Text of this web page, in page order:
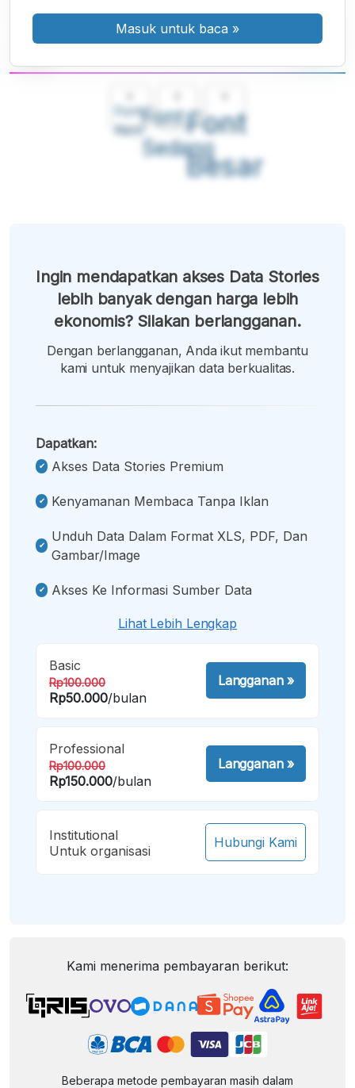
Font
Kecil
Font
Sedang
Font
Besar
Masuk untuk baca »
Ingin mendapatkan akses Data Stories
lebih banyak dengan harga lebih
ekonomis? Silakan berlangganan.
Dengan berlangganan, Anda ikut membantu
kami untuk menyajikan data berkualitas.
Dapatkan:
Akses Data Stories Premium
Kenyamanan Membaca Tanpa Iklan
Unduh Data Dalam Format XLS, PDF, Dan
Gambar/image
Akses Ke Informasi Sumber Data
Lihat Lebih Lengkap
Basic
Rp100.000
Rp50.000/bulan
Langganan»
Professional
Rp100.000
Rp150.000/bulan
Langganan»
Institutional
Untuk organisasi
Hubungi Kami
Kami menerima pembayaran berikut:
Beberapa metode pembayaran masih dalam